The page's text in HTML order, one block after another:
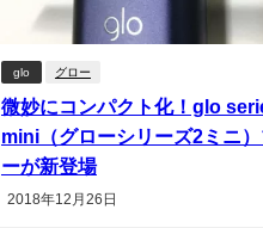
glo グロー
微妙にコンパクト化！glo
mini（グローシリーズ2ミニ
ーが新登場
2018年12月26日